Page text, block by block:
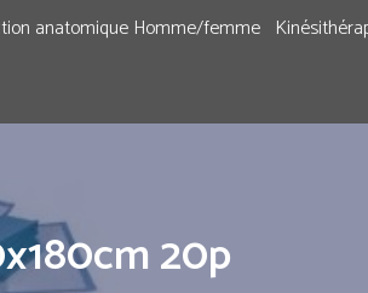
anatomique Homme/femme
20p